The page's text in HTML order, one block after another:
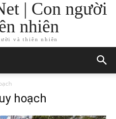
| Con người
nhiên
và thiên nhiên
hoạch